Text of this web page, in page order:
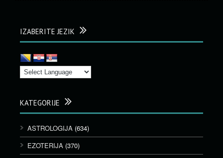
IZABERITE JEZIK
KATEGORIJE
ASTROLOGIJA (634)
EZOTERIJA (370)